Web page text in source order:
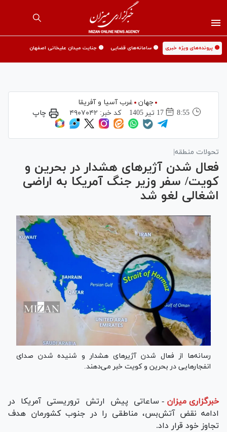
🟡 پرونده‌های ویژه خبری 🟡 سامانه‌های قضایی 🟡 جنایت میدان علیخانی اصفهان
جهان
غرب آسیا و آفریقا
8:55
17 تير 1405 کد خبر: ۴۹۰۷۰۴۲ چاپ
تحولات منطقه|
فعال شدن آژیر‌های هشدار در بحرین و
کویت/ سفر وزیر جنگ آمریکا به اراضی
اشغالی لغو شد
رسانه‌ها از فعال شدن آژیر‌های هشدار و شنیده شدن صدای
انفجار‌هایی در بحرین و کویت خبر می‌دهند.
خبرگزاری میزان - ساعاتی پیش ارتش تروریستی آمریکا در
ادامه نقض آتش‌بس، مناطقی را در جنوب کشورمان هدف
تجاوز خود قرار داد.